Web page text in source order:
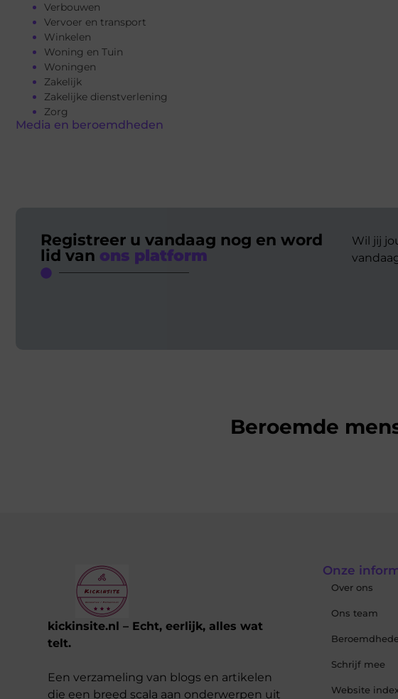
Verbouwen
Vervoer en transport
Winkelen
Woning en Tuin
Woningen
Zakelijk
Zakelijke dienstverlening
Zorg
Media en beroemdheden
Registreer u vandaag nog en word
lid van ons platform
Wil jij
Beroemde
kickinsite.nl – Echt, eerlijk, alles wat
telt.
Een verzameling van blogs en artikelen
die een breed scala aan onderwerpen uit
Onze
Over ons
Ons team
Schrijf mee
Website